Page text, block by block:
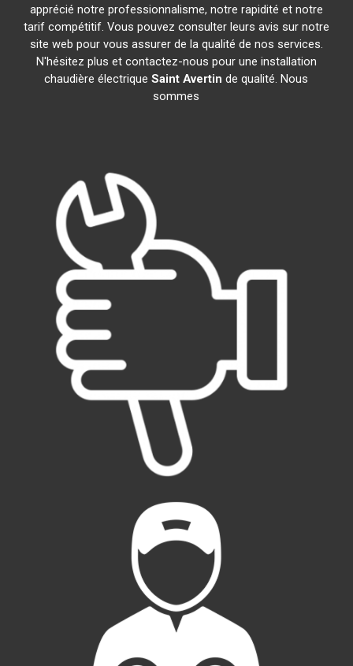
apprécié notre professionnalisme, notre rapidité et notre
tarif compétitif. Vous pouvez consulter leurs avis sur notre
site web pour vous assurer de la qualité de nos services.
N'hésitez plus et contactez-nous pour une installation
chaudière électriqueSaint Avertin de qualité. Nous
sommes